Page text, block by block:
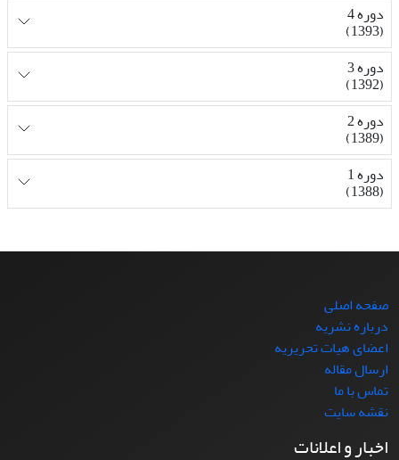
دوره 4
(1393)
دوره 3
(1392)
دوره 2
(1389)
دوره 1
(1388)
صفحه اصلی
درباره نشریه
اعضای هیات تحریریه
ارسال مقاله
تماس با ما
نقشه سایت
اخبار و اعلانات